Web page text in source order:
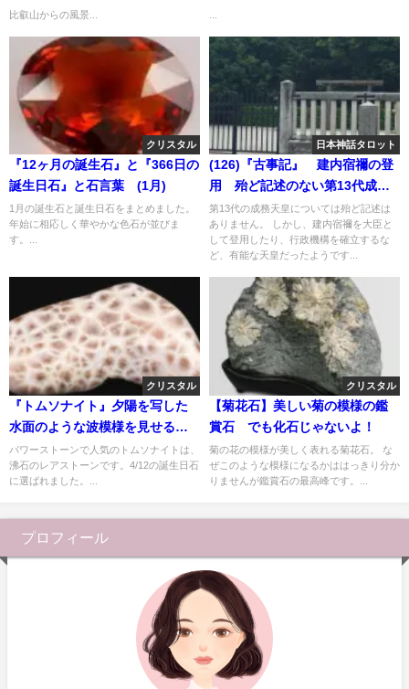
比叡山からの風景...
クリスタル
『12ヶ月の誕生石』と『366日の
誕生日石』と石言葉 (1月)
1月の誕生石と誕生日石をまとめました。
年始に相応しく華やかな色石が並びま
す。...
日本神話タロット
(126)『古事記』 建内宿禰の登
用 殆ど記述のない第13代成務
天皇
第13代の成務天皇については殆ど記述は
ありません。 しかし、建内宿禰を大臣と
して登用したり、行政機構を確立するな
ど、有能な天皇だったようです...
クリスタル
『トムソナイト』夕陽を写した
水面のような波模様を見せる
【沸石】
パワーストーンで人気のトムソナイトは、
沸石のレアストーンです。4/12の誕生日石
に選ばれました。...
クリスタル
【菊花石】美しい菊の模様の鑑
賞石 でも化石じゃないよ！
菊の花の模様が美しく表れる菊花石。 な
ぜこのような模様になるかははっきり分か
りませんが鑑賞石の最高峰です。...
プロフィール